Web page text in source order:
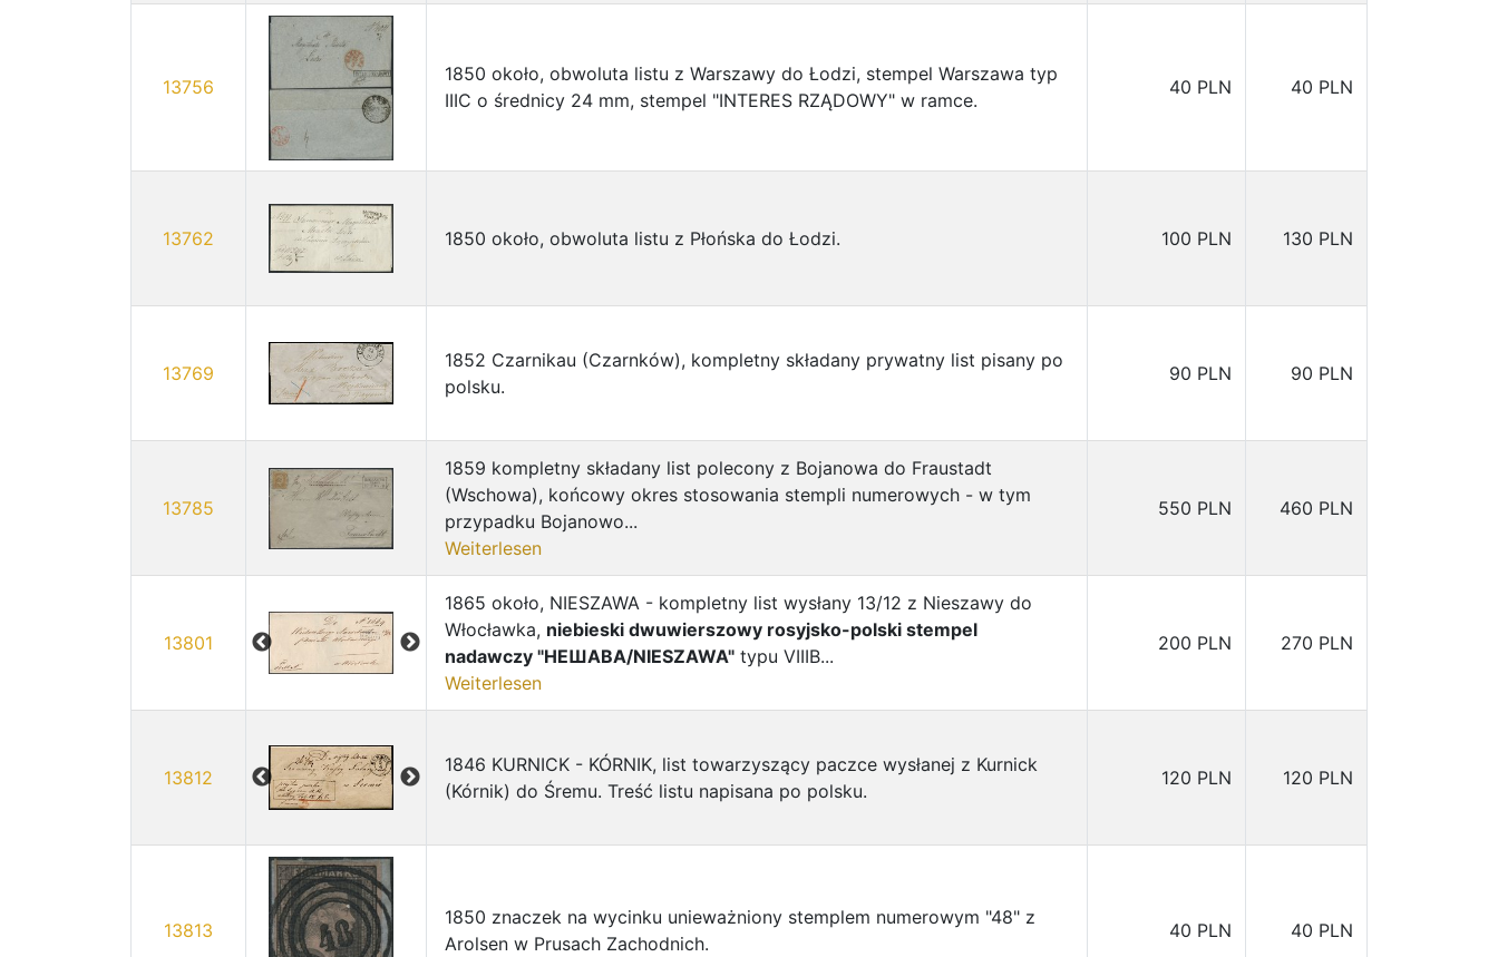
13756
1850 około, obwoluta listu z Warszawy do Łodzi, stempel Warszawa typ
IIIC o średnicy 24 mm, stempel "INTERES RZĄDOWY" w ramce.
40 PLN 40 PLN
13762 1850 około, obwoluta listu z Płońska do Łodzi. 100 PLN 130 PLN
13769
1852 Czarnikau (Czarnków), kompletny składany prywatny list pisany po
polsku.
90 PLN 90 PLN
13785
1859 kompletny składany list polecony z Bojanowa do Fraustadt
(Wschowa), końcowy okres stosowania stempli numerowych - w tym
przypadku Bojanowo...
Weiterlesen
550 PLN 460 PLN
13801
1865 około, NIESZAWA - kompletny list wysłany 13/12 z Nieszawy do
Włocławka, niebieski dwuwierszowy rosyjsko-polski stempel
nadawczy "НЕШАВА/NIESZAWA" typu VIIIB...
Weiterlesen
200 PLN 270 PLN
13812
1846 KURNICK - KÓRNIK, list towarzyszący paczce wysłanej z Kurnick
(Kórnik) do Śremu. Treść listu napisana po polsku.
120 PLN 120 PLN
13813
1850 znaczek na wycinku unieważniony stemplem numerowym "48" z
Arolsen w Prusach Zachodnich.
40 PLN 40 PLN